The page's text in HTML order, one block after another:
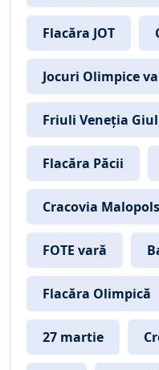
Flacăra JOT
Jocuri Olimpice
Friuli Veneția
Flacăra Păcii
Cracovia
FOTE vară
Flacăra Olimpică
27 martie